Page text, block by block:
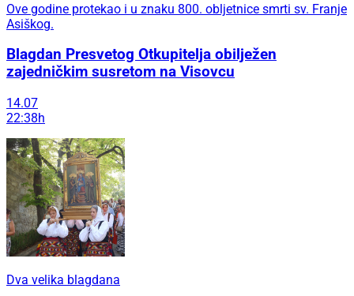
Ove godine protekao i u znaku 800. obljetnice smrti sv. Franje
Asiškog.
Blagdan Presvetog Otkupitelja obilježen
zajedničkim susretom na Visovcu
14.07
22:38h
Dva velika blagdana